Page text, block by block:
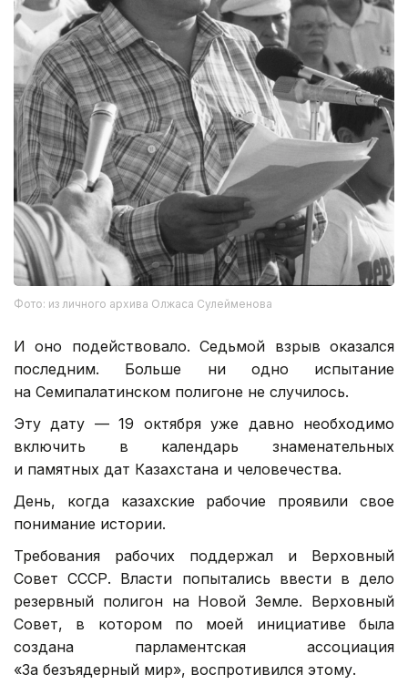
Фото: из личного архива Олжаса Сулейменова
И оно подействовало. Седьмой взрыв оказался
последним. Больше ни одно испытание
на Семипалатинском полигоне не случилось.
Эту дату — 19 октября уже давно необходимо
включить в календарь знаменательных
и памятных дат Казахстана и человечества.
День, когда казахские рабочие проявили свое
понимание истории.
Требования рабочих поддержал и Верховный
Совет СССР. Власти попытались ввести в дело
резервный полигон на Новой Земле. Верховный
Совет, в котором по моей инициативе была
создана парламентская ассоциация
«За безъядерный мир», воспротивился этому.